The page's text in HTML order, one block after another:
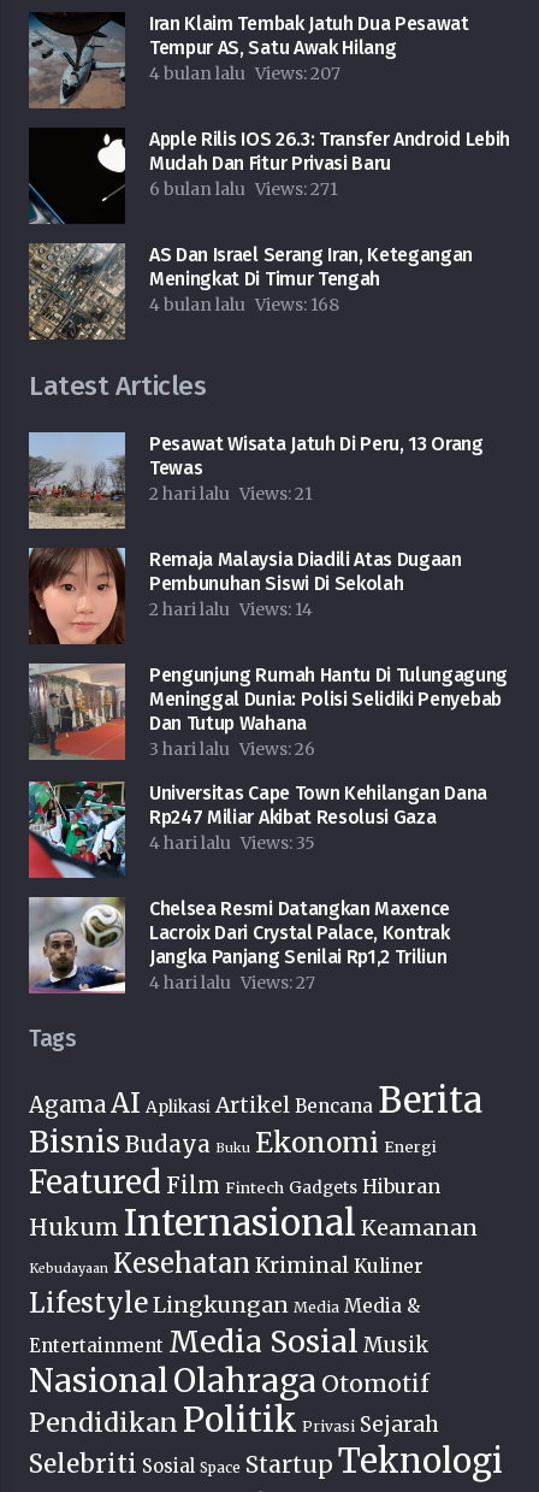
Iran Klaim Tembak Jatuh Dua Pesawat
Tempur AS, Satu Awak Hilang
4 bulan lalu Views:207
Apple Rilis IOS 26.3: Transfer Android Lebih
Mudah Dan Fitur Privasi Baru
6 bulan lalu Views:271
AS Dan Israel Serang Iran, Ketegangan
Meningkat Di Timur Tengah
4 bulan lalu Views: 168
Latest Articles
Pesawat Wisata Jatuh Di Peru, 13 Orang
Tewas
2 hari lalu Views:21
Remaja Malaysia Diadili Atas Dugaan
Pembunuhan Siswi Di Sekolah
2 hari lalu Views: 14
Pengunjung Rumah Hantu Di Tulungagung
Meninggal Dunia: Polisi Selidiki Penyebab
Dan Tutup Wahana
3 hari lalu Views:26
Universitas Cape Town Kehilangan Dana
Rp247 Miliar Akibat Resolusi Gaza
4 hari lalu Views: 35
Chelsea Resmi Datangkan Maxence
Lacroix Dari Crystal Palace, Kontrak
Jangka Panjang Senilai Rp1,2 Triliun
4 hari lalu Views:27
Tags
AgamaAI Aplikasi Artikel Bencana Berita
Bisnis Budaya Buku Ekonomi Energi
Featured Film Fintech Gadgets Hiburan
Hukum Internasional Keamanan
Kebudayaan Kesehatan Kriminal Kuliner
LifestyleLingkungan Media Media &
Entertainment Media Sosial Musik
NasionalOlahraga Otomotif
Pendidikan Politik Privasi Sejarah
Selebriti Sosial Space Startup Teknologi